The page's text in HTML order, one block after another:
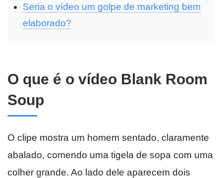
Seria o vídeo um golpe de marketing bem
elaborado?
O que é o vídeo Blank Room
Soup
O clipe mostra um homem sentado, claramente
abalado, comendo uma tigela de sopa com uma
colher grande. Ao lado dele aparecem dois